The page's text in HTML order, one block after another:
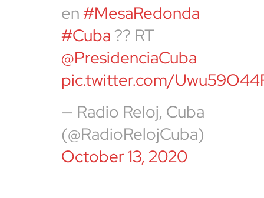
en#MesaRedonda
#Cuba ?? RT
@PresidenciaCuba
pic.twitter.com/
— Radio Reloj, Cuba
(@RadioRelojCuba)
October 13, 2020